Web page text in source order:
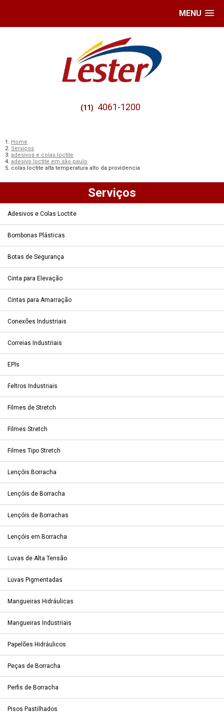
MENU
(11) 4061-1200
Home
Serviços
adesivos e colas loctite
adesivo loctite em são paulo
colas loctite alta temperatura alto da providencia
Serviços
Adesivos e Colas Loctite
Bombonas Plásticas
Botas de Segurança
Cinta para Elevação
Cintas para Amarração
Conexões Industriais
Correias Industriais
EPIs
Feltros Industriais
Filmes de Stretch
Filmes Stretch
Filmes Tipo Stretch
Lençóis Borracha
Lençóis de Borracha
Lençóis de Borrachas
Lençóis em Borracha
Luvas de Alta Tensão
Luvas Pigmentadas
Mangueiras Hidráulicas
Mangueiras Industriais
Papelões Hidráulicos
Peças de Borracha
Perfis de Borracha
Pisos Pastilhados